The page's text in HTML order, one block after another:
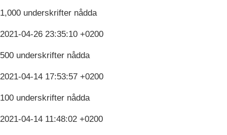
1,000 underskrifter nådda
2021-04-26 23:35:10 +0200
500 underskrifter nådda
2021-04-14 17:53:57 +0200
100 underskrifter nådda
2021-04-14 11:48:02 +0200